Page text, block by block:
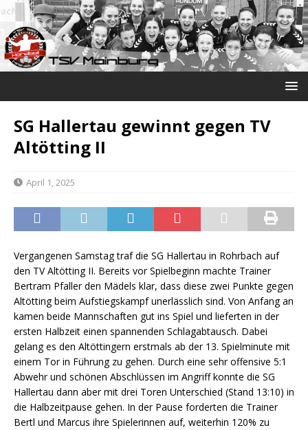
SG Hallertau gewinnt gegen TV
Altötting II
April 1, 2025
Vergangenen Samstag traf die SG Hallertau in Rohrbach auf
den TV Altötting II. Bereits vor Spielbeginn machte Trainer
Bertram Pfaller den Mädels klar, dass diese zwei Punkte gegen
Altötting beim Aufstiegskampf unerlässlich sind. Von Anfang an
kamen beide Mannschaften gut ins Spiel und lieferten in der
ersten Halbzeit einen spannenden Schlagabtausch. Dabei
gelang es den Altöttingern erstmals ab der 13. Spielminute mit
einem Tor in Führung zu gehen. Durch eine sehr offensive 5:1
Abwehr und schönen Abschlüssen im Angriff konnte die SG
Hallertau dann aber mit drei Toren Unterschied (Stand 13:10) in
die Halbzeitpause gehen. In der Pause forderten die Trainer
Bertl und Marcus ihre Spielerinnen auf, weiterhin 120% zu